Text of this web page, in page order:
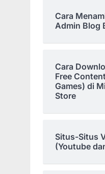
Cara
Admin Blog
Cara
Free
Games) di
Store
Situs-Situs
(Youtube